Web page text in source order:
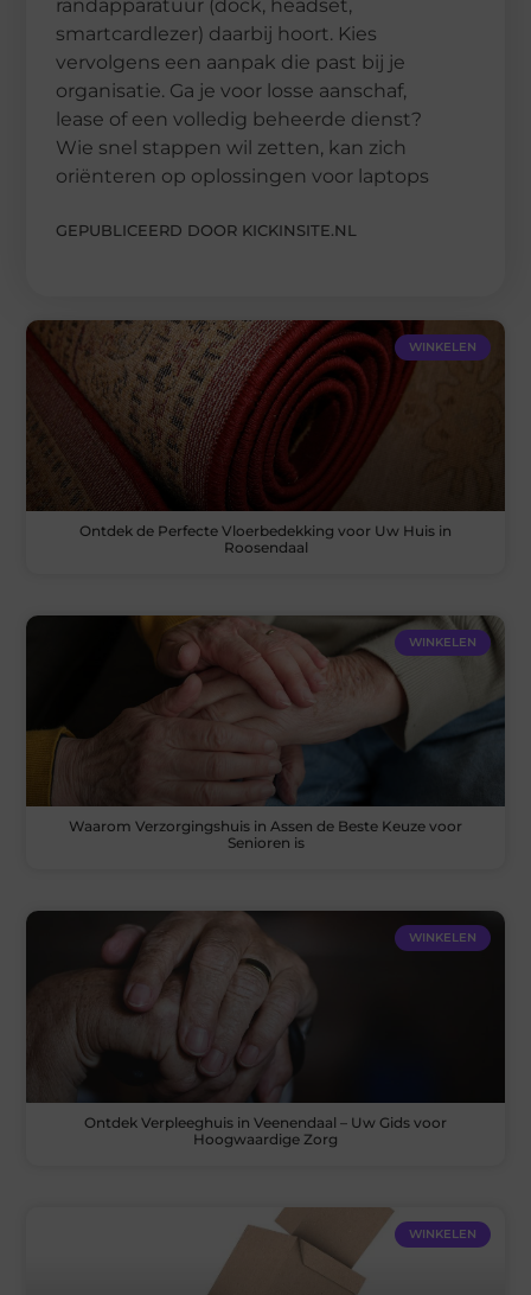
randapparatuur (dock, headset,
smartcardlezer) daarbij hoort. Kies
vervolgens een aanpak die past bij je
organisatie. Ga je voor losse aanschaf,
lease of een volledig beheerde dienst?
Wie snel stappen wil zetten, kan zich
oriënteren op oplossingen voor laptops
GEPUBLICEERD DOOR KICKINSITE.NL
WINKELEN
Ontdek de Perfecte Vloerbedekking voor Uw Huis in
Roosendaal
WINKELEN
Waarom Verzorgingshuis in Assen de Beste Keuze voor
Senioren is
WINKELEN
Ontdek Verpleeghuis in Veenendaal – Uw Gids voor
Hoogwaardige Zorg
WINKELEN